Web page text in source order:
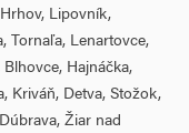
na ŽSR.
práce,
zvyšovania kvality
kvality informačnej
Lipovník,
Tornaľa, Lenartovce,
Hajnáčka,
Kriváň, Detva, Stožok,
Žiar nad